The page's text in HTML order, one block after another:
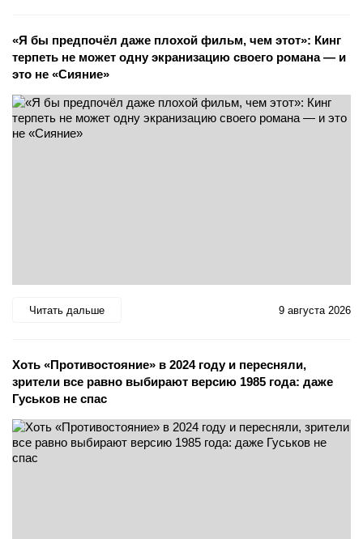
«Я бы предпочёл даже плохой фильм, чем этот»: Кинг
терпеть не может одну экранизацию своего романа — и
это не «Сияние»
Читать дальше 9 августа 2026
Хоть «Противостояние» в 2024 году и пересняли,
зрители все равно выбирают версию 1985 года: даже
Гуськов не спас